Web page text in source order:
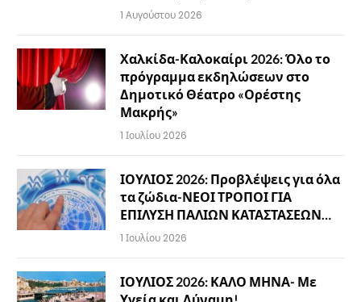
1 Αυγούστου 2026
Χαλκίδα-Καλοκαίρι 2026: Όλο το
πρόγραμμα εκδηλώσεων στο
Δημοτικό Θέατρο «Ορέστης
Μακρής»
1 Ιουλίου 2026
ΙΟΥΛΙΟΣ 2026: Προβλέψεις για όλα
τα ζώδια-ΝΕΟΙ ΤΡΟΠΟΙ ΓΙΑ
ΕΠΙΛΥΣΗ ΠΑΛΙΩΝ ΚΑΤΑΣΤΑΣΕΩΝ…
1 Ιουλίου 2026
ΙΟΥΛΙΟΣ 2026: ΚΑΛΟ ΜΗΝΑ- Με
Υγεία και Δύναμη!